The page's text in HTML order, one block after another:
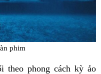
phim
theo phong cách kỳ ảo